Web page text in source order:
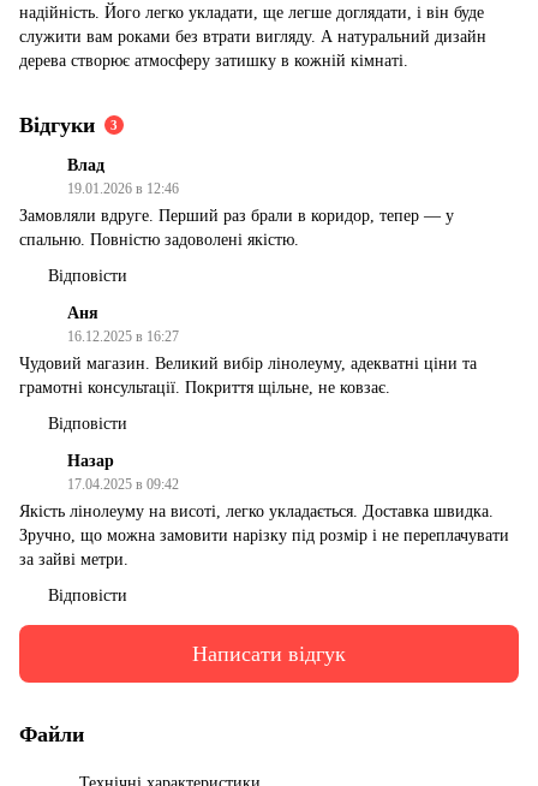
надійність. Його легко укладати, ще легше доглядати, і він буде
служити вам роками без втрати вигляду. А натуральний дизайн
дерева створює атмосферу затишку в кожній кімнаті.
Відгуки 3
Влад
19.01.2026 в 12:46
Замовляли вдруге. Перший раз брали в коридор, тепер — у
спальню. Повністю задоволені якістю.
Відповісти
Аня
16.12.2025 в 16:27
Чудовий магазин. Великий вибір лінолеуму, адекватні ціни та
грамотні консультації. Покриття щільне, не ковзає.
Відповісти
Назар
17.04.2025 в 09:42
Якість лінолеуму на висоті, легко укладається. Доставка швидка.
Зручно, що можна замовити нарізку під розмір і не переплачувати
за зайві метри.
Відповісти
Написати відгук
Файли